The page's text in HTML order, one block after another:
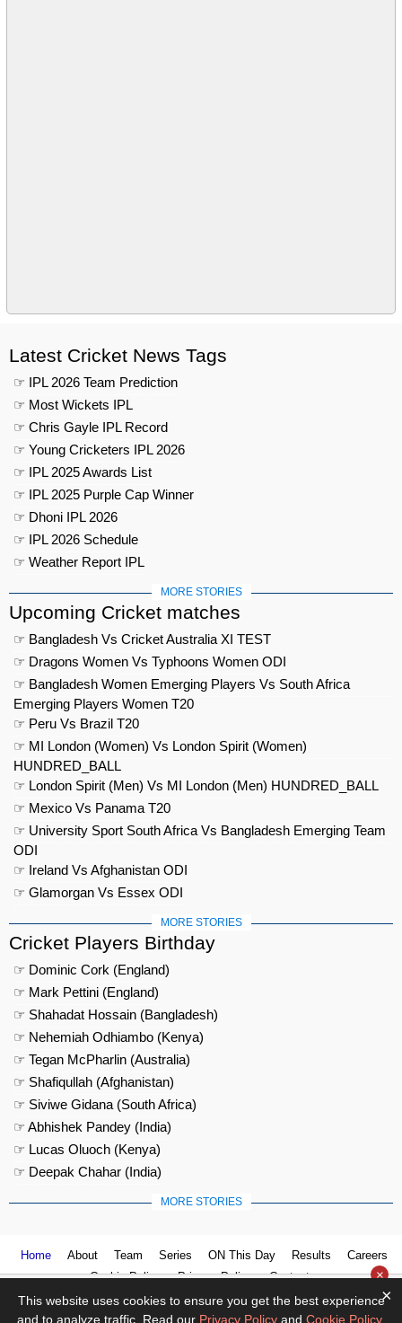
Latest Cricket News Tags
☞ IPL 2026 Team Prediction
☞ Most Wickets IPL
☞ Chris Gayle IPL Record
☞ Young Cricketers IPL 2026
☞ IPL 2025 Awards List
☞ IPL 2025 Purple Cap Winner
☞ Dhoni IPL 2026
☞ IPL 2026 Schedule
☞ Weather Report IPL
MORE STORIES
Upcoming Cricket matches
☞ Bangladesh Vs Cricket Australia XI TEST
☞ Dragons Women Vs Typhoons Women ODI
☞ Bangladesh Women Emerging Players Vs South Africa
Emerging Players Women T20
☞ Peru Vs Brazil T20
☞ MI London (Women) Vs London Spirit (Women)
HUNDRED_BALL
☞ London Spirit (Men) Vs MI London (Men) HUNDRED_BALL
☞ Mexico Vs Panama T20
☞ University Sport South Africa Vs Bangladesh Emerging Team
ODI
☞ Ireland Vs Afghanistan ODI
☞ Glamorgan Vs Essex ODI
MORE STORIES
Cricket Players Birthday
☞ Dominic Cork (England)
☞ Mark Pettini (England)
☞ Shahadat Hossain (Bangladesh)
☞ Nehemiah Odhiambo (Kenya)
☞ Tegan McPharlin (Australia)
☞ Shafiqullah (Afghanistan)
☞ Siviwe Gidana (South Africa)
☞ Abhishek Pandey (India)
☞ Lucas Oluoch (Kenya)
☞ Deepak Chahar (India)
MORE STORIES
Home About Team Series ON This Day Results
Careers
Cookie Policy
Privacy Policy Contact us ×
×
This website uses cookies to ensure you get the best experience
and to analyze traffic. Read our Privacy Policy and Cookie Policy.